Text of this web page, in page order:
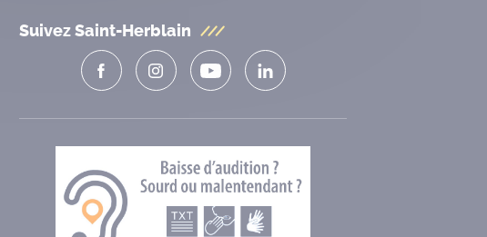
Suivez Saint-Herblain